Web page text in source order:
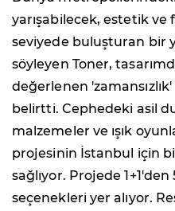
yarışabilecek, estetik ve
seviyede buluşturan bir
söyleyen Toner,
değerlenen
belirtti. Cephedeki asil
malzemeler ve ışık
projesinin İstanbul için
sağlıyor. Projede
seçenekleri yer alıyor.